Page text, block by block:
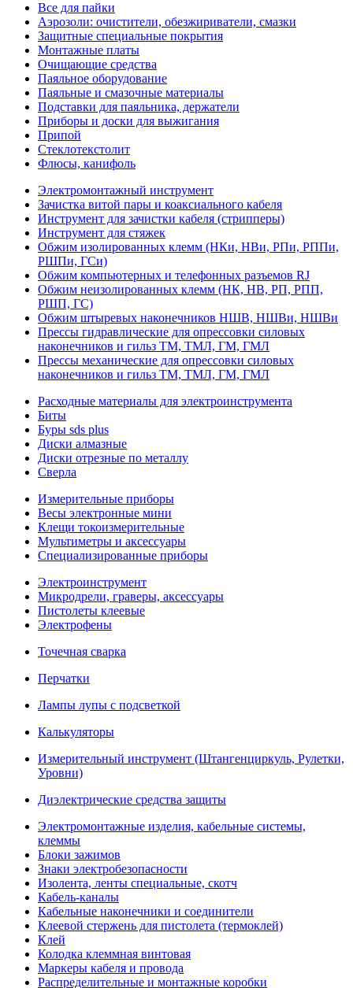
Все для пайки
Аэрозоли: очистители, обезжириватели, смазки
Защитные специальные покрытия
Монтажные платы
Очищающие средства
Паяльное оборудование
Паяльные и смазочные материалы
Подставки для паяльника, держатели
Приборы и доски для выжигания
Припой
Стеклотекстолит
Флюсы, канифоль
Электромонтажный инструмент
Зачистка витой пары и коаксиального кабеля
Инструмент для зачистки кабеля (стрипперы)
Инструмент для стяжек
Обжим изолированных клемм (НКи, НВи, РПи, РППи,
РШПи, ГСи)
Обжим компьютерных и телефонных разъемов RJ
Обжим неизолированных клемм (НК, НВ, РП, РПП,
РШП, ГС)
Обжим штыревых наконечников НШВ, НШВи, НШВи
Прессы гидравлические для опрессовки силовых
наконечников и гильз ТМ, ТМЛ, ГМ, ГМЛ
Прессы механические для опрессовки силовых
наконечников и гильз ТМ, ТМЛ, ГМ, ГМЛ
Расходные материалы для электроинструмента
Биты
Буры sds plus
Диски алмазные
Диски отрезные по металлу
Сверла
Измерительные приборы
Весы электронные мини
Клещи токоизмерительные
Мультиметры и аксессуары
Специализированные приборы
Электроинструмент
Микродрели, граверы, аксессуары
Пистолеты клеевые
Электрофены
Точечная сварка
Перчатки
Лампы лупы с подсветкой
Калькуляторы
Измерительный инструмент (Штангенциркуль, Рулетки,
Уровни)
Диэлектрические средства защиты
Электромонтажные изделия, кабельные системы,
клеммы
Блоки зажимов
Знаки электробезопасности
Изолента, ленты специальные, скотч
Кабель-каналы
Кабельные наконечники и соединители
Клеевой стержень для пистолета (термоклей)
Клей
Колодка клеммная винтовая
Маркеры кабеля и провода
Распределительные и монтажные коробки